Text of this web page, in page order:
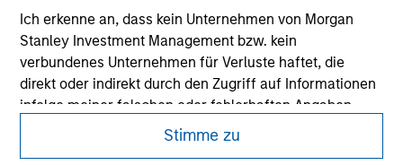
Ich erkenne an, dass kein Unternehmen von Morgan
Stanley Investment Management bzw. kein
verbundenes Unternehmen für Verluste haftet, die
direkt oder indirekt durch den Zugriff auf Informationen
infolge meiner falschen oder fehlerhaften Angaben
entstehen. Durch die Annahme dieser Erklärungen
Stimme zu
Morgan Stanley